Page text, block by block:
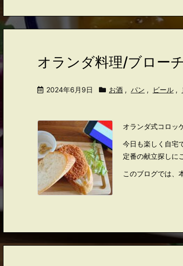
オランダ料理/ブロー
2024年6月9日 お酒 , パン , ビール ,
オランダ式コロッ
今日も楽しく自宅
定番の献立探しに
このブログでは、